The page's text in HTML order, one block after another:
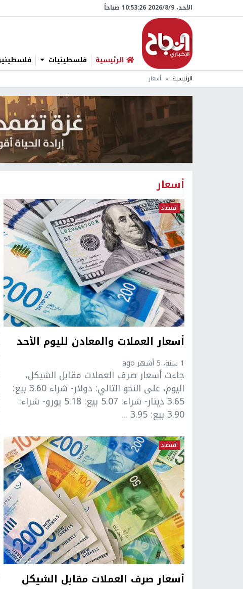
الأحد، 9/‏8/‏2026 10:53:27 صباحاً
الرئيسية فلسطينيات فلسطينيو
الرئيسية أسعار
أسعار
اقتصاد
أسعار العملات والمعادن لليوم الأحد
1 سنة، 5 أشهر ago
جاءت أسعار صرف العملات مقابل الشيكل،
اليوم، على النحو التالي: دولار- شراء 3.60 بيع:
3.65 دينار- شراء: 5.07 بيع: 5.18 يورو- شراء:
3.90 بيع: 3.95 ...
اقتصاد
أسعار صرف العملات مقابل الشيكل